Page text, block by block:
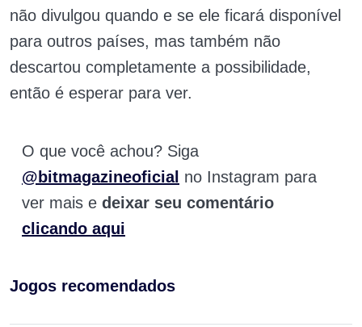
não divulgou quando e se ele ficará disponível
para outros países, mas também não
descartou completamente a possibilidade,
então é esperar para ver.
O que você achou? Siga
@bitmagazineoficial no Instagram para
ver mais e deixar seu comentário
clicando aqui
Jogos recomendados